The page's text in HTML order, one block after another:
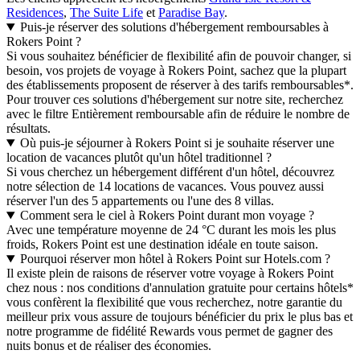
Residences, The Suite Life et Paradise Bay.
Puis-je réserver des solutions d'hébergement remboursables à
Rokers Point ?
Si vous souhaitez bénéficier de flexibilité afin de pouvoir changer, si
besoin, vos projets de voyage à Rokers Point, sachez que la plupart
des établissements proposent de réserver à des tarifs remboursables*.
Pour trouver ces solutions d'hébergement sur notre site, recherchez
avec le filtre Entièrement remboursable afin de réduire le nombre de
résultats.
Où puis-je séjourner à Rokers Point si je souhaite réserver une
location de vacances plutôt qu'un hôtel traditionnel ?
Si vous cherchez un hébergement différent d'un hôtel, découvrez
notre sélection de 14 locations de vacances. Vous pouvez aussi
réserver l'un des 5 appartements ou l'une des 8 villas.
Comment sera le ciel à Rokers Point durant mon voyage ?
Avec une température moyenne de 24 °C durant les mois les plus
froids, Rokers Point est une destination idéale en toute saison.
Pourquoi réserver mon hôtel à Rokers Point sur Hotels.com ?
Il existe plein de raisons de réserver votre voyage à Rokers Point
chez nous : nos conditions d'annulation gratuite pour certains hôtels*
vous confèrent la flexibilité que vous recherchez, notre garantie du
meilleur prix vous assure de toujours bénéficier du prix le plus bas et
notre programme de fidélité Rewards vous permet de gagner des
nuits bonus et de réaliser des économies.